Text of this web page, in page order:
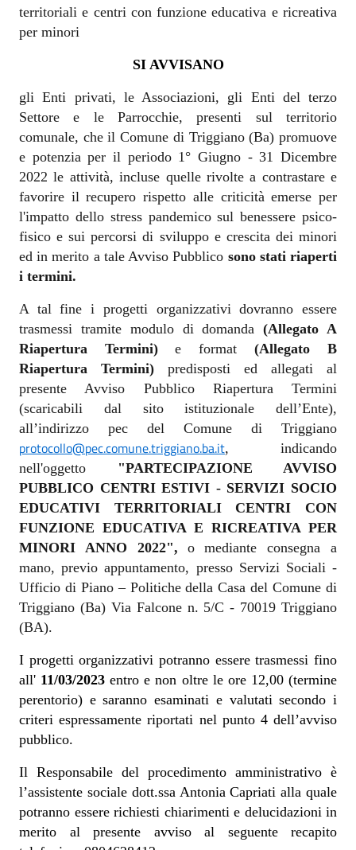
territoriali e centri con funzione educativa e ricreativa
per minori
SI AVVISANO
gli Enti privati, le Associazioni, gli Enti del terzo
Settore e le Parrocchie, presenti sul territorio
comunale, che il Comune di Triggiano (Ba) promuove
e potenzia per il periodo 1° Giugno - 31 Dicembre
2022 le attività, incluse quelle rivolte a contrastare e
favorire il recupero rispetto alle criticità emerse per
l'impatto dello stress pandemico sul benessere psico-
fisico e sui percorsi di sviluppo e crescita dei minori
ed in merito a tale Avviso Pubblico sono stati riaperti
i termini.
A tal fine i progetti organizzativi dovranno essere
trasmessi tramite modulo di domanda(Allegato A
Riapertura Termini)
e format (Allegato B
Riapertura Termini) predisposti ed allegati al
presente Avviso Pubblico Riapertura Termini
(scaricabili dal sito istituzionale dell’Ente),
all’indirizzo pec del Comune di Triggiano
protocollo@pec.comune.triggiano.ba.it, indicando
nell'oggetto
"PARTECIPAZIONE AVVISO
PUBBLICO CENTRI ESTIVI - SERVIZI SOCIO
EDUCATIVI TERRITORIALI CENTRI CON
FUNZIONE EDUCATIVA E RICREATIVA PER
MINORI ANNO 2022",
o mediante consegna a
mano, previo appuntamento, presso Servizi Sociali -
Ufficio di Piano – Politiche della Casa del Comune di
Triggiano (Ba) Via Falcone n. 5/C - 70019 Triggiano
(BA).
I progetti organizzativi potranno essere trasmessi fino
all' 11/03/2023 entro e non oltre le ore 12,00 (termine
perentorio) e saranno esaminati e valutati secondo i
criteri espressamente riportati nel punto 4 dell’avviso
pubblico.
Il Responsabile del procedimento amministrativo è
l’assistente sociale dott.ssa Antonia Capriati alla quale
potranno essere richiesti chiarimenti e delucidazioni in
merito al presente avviso al seguente recapito